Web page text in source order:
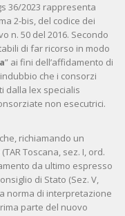
36/2023 rappresenta
2-bis, del codice dei
n. 50 del 2016. Secondo
di far ricorso in modo
” ai fini dell’affidamento di
che i consorzi
dalla lex specialis
non esecutrici.
che, richiamando un
Toscana, sez. I, ord.
da ultimo espresso
di Stato (Sez. V,
norma di interpretazione
parte del nuovo